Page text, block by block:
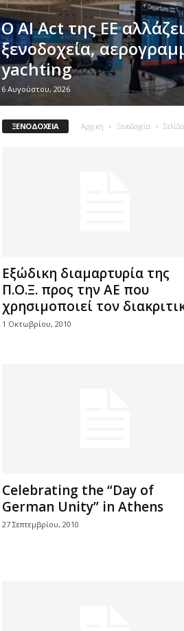
Ο AI Act της ΕΕ
ξενοδοχεία,
yachting
6 Αυγούστου, 2026
ΞΕΝΟΔΟΧΕΊΑ Αρχική Ξενοδοχεία
Εξώδικη διαμαρτυρία της
Π.Ο.Ξ. προς την ΑΕ που
χρησιμοποιεί τον
1 Οκτωβρίου, 2010
Celebrating the “Day of
German Unity” in Athens
27 Σεπτεμβρίου, 2010